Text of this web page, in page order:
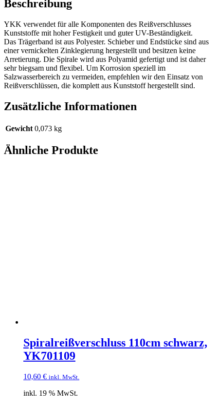
Beschreibung
YKK verwendet für alle Komponenten des Reißverschlusses
Kunststoffe mit hoher Festigkeit und guter UV-Beständigkeit.
Das Trägerband ist aus Polyester. Schieber und Endstücke sind aus
einer vernickelten Zinklegierung hergestellt und besitzen keine
Arretierung. Die Spirale wird aus Polyamid gefertigt und ist daher
sehr biegsam und flexibel. Um Korrosion speziell im
Salzwasserbereich zu vermeiden, empfehlen wir den Einsatz von
Reißverschlüssen, die komplett aus Kunststoff hergestellt sind.
Zusätzliche Informationen
Gewicht 0,073 kg
Ähnliche Produkte
Spiralreißverschluss 110cm schwarz,
YK701109
10,60 € inkl. MwSt.
inkl. 19 % MwSt.